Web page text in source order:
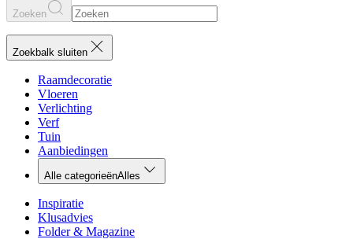
Zoeken
Zoekbalk sluiten
Raamdecoratie
Vloeren
Verlichting
Verf
Tuin
Aanbiedingen
Alle categorieënAlles
Inspiratie
Klusadvies
Folder & Magazine